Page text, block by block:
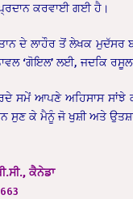
ਕਰਵਾਈ ਗਈ ਹੈ।
ਦੇ ਲਾਹੌਰ ਤੋਂ ਲੇਖਕ ਮੁਦੱਸਰ
‘ਗੋਇਲ’ ਲਈ, ਜਦਕਿ
ਸਮੇਂ ਆਪਣੇ ਅਹਿਸਾਸ ਸਾਂਝੇ
ਸੁਣ ਕੇ ਮੈਨੂੰ ਜੋ ਖੁਸ਼ੀ ਅਤੇ
ਕੈਨੇਡਾ